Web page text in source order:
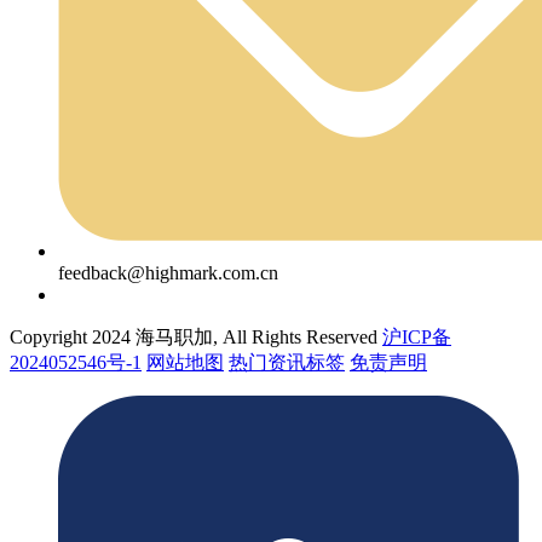
feedback@highmark.com.cn
Copyright 2024 海马职加, All Rights Reserved 沪ICP备
2024052546号-1 网站地图 热门资讯标签 免责声明